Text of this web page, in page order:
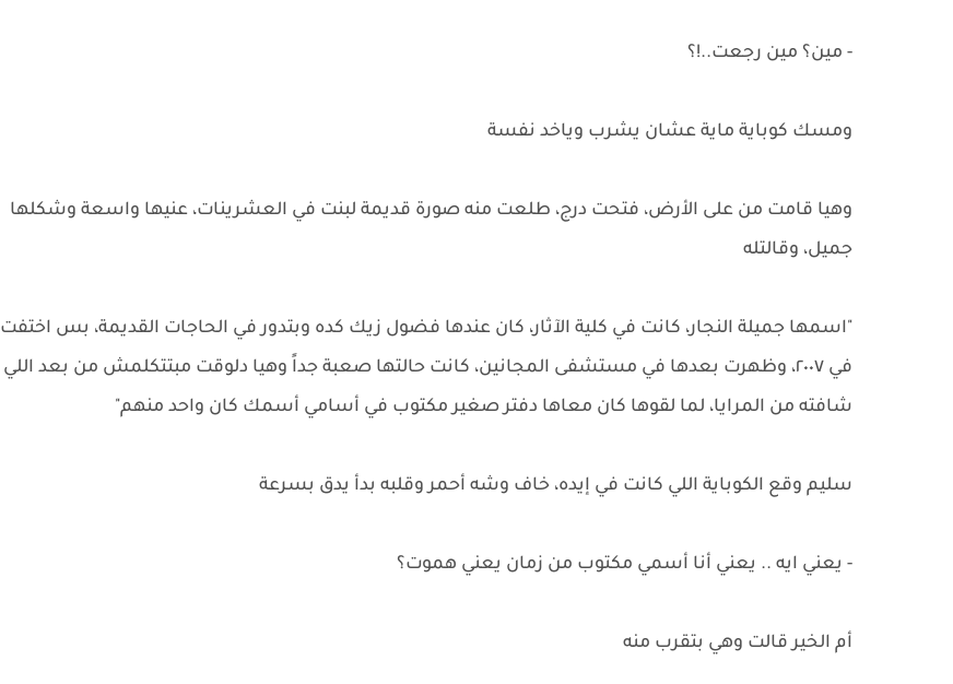
- مين؟ مين رجعت..!؟
ومسك كوباية ماية عشان يشرب وياخد نفسة
وهيا قامت من على الأرض، فتحت درج، طلعت منه صورة قديمة لبنت في العشرينات، عنيها واسعة وشكلها
جميل، وقالتله
"اسمها جميلة النجار، كانت في كلية الآثار، كان عندها فضول زيك كده وبتدور في الحاجات القديمة، بس اختفت
في ٢٠٠٧، وظهرت بعدها في مستشفى المجانين، كانت حالتها صعبة جداً وهيا دلوقت مبتتكلمش من بعد اللي
شافته من المرايا، لما لقوها كان معاها دفتر صغير مكتوب في أسامي أسمك كان واحد منهم"
سليم وقع الكوباية اللي كانت في إيده، خاف وشه أحمر وقلبه بدأ يدق بسرعة
- يعني ايه .. يعني أنا أسمي مكتوب من زمان يعني هموت؟
أم الخير قالت وهي بتقرب منه